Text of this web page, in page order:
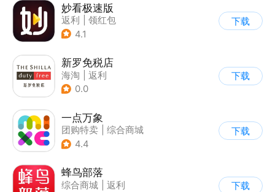
妙看极速版
返利
领红包
4.1
下载
新罗免税店
海淘
返利
0.0
下载
一点万象
团购特卖
综合商城
4.4
下载
蜂鸟部落
综合商城
返利
下载